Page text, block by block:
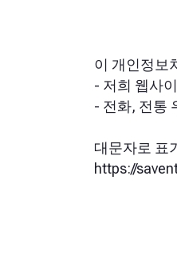
이 개인정보
- 저희 웹사
- 전화, 전통
대문자로 표
https://